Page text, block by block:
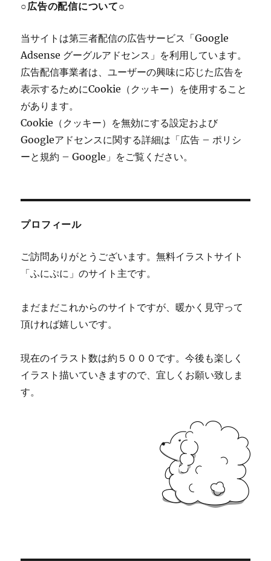
○広告の配信について○
当サイトは第三者配信の広告サービス「Google
Adsense グーグルアドセンス」を利用しています。
広告配信事業者は、ユーザーの興味に応じた広告を
表示するためにCookie（クッキー）を使用すること
があります。
Cookie（クッキー）を無効にする設定および
Googleアドセンスに関する詳細は「広告 – ポリシ
ーと規約 – Google」をご覧ください。
プロフィール
ご訪問ありがとうございます。無料イラストサイト
「ふにぷに」のサイト主です。
まだまだこれからのサイトですが、暖かく見守って
頂ければ嬉しいです。
現在のイラスト数は約５０００です。今後も楽しく
イラスト描いていきますので、宜しくお願い致しま
す。